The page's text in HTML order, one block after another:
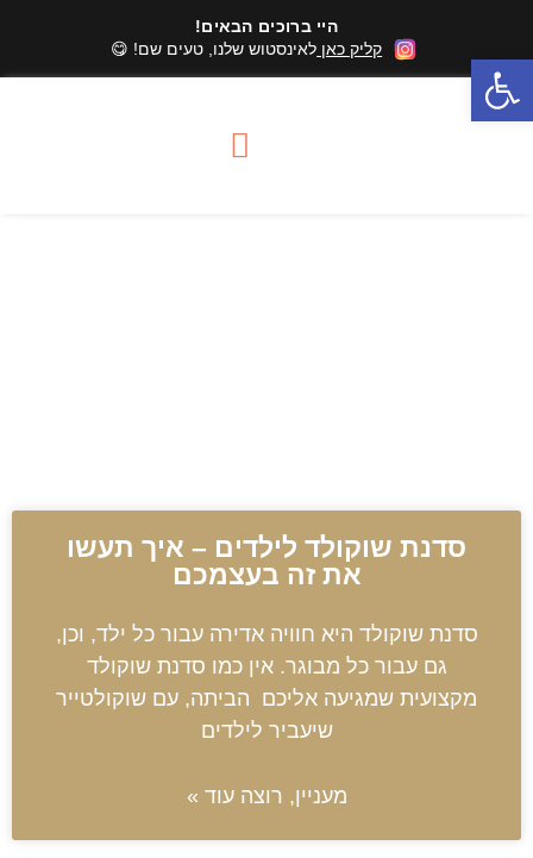
היי ברוכים הבאים!
קליק כאן לאינסטוש שלנו, טעים שם! 😋
סדנת שוקולד לילדים – איך תעשו
את זה בעצמכם
סדנת שוקולד היא חוויה אדירה עבור כל ילד, וכן,
גם עבור כל מבוגר. אין כמו סדנת שוקולד
מקצועית שמגיעה אליכם הביתה, עם שוקולטייר
שיעביר לילדים
מעניין, רוצה עוד »
פתח סרגל נגישות